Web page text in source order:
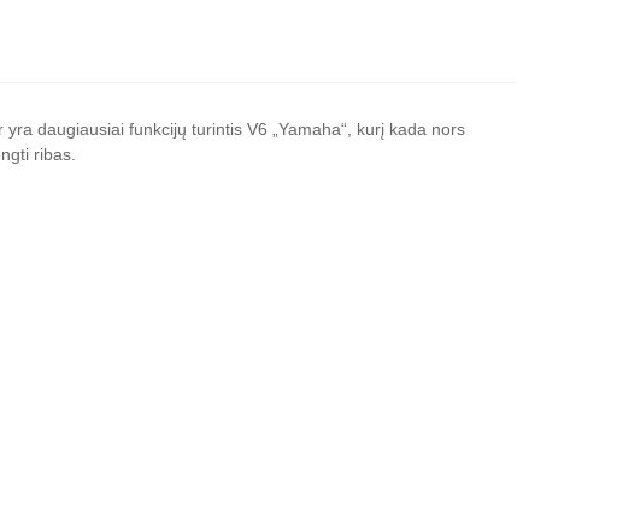
daugiausiai funkcijų turintis V6 „Yamaha“, kurį kada nors
ribas.